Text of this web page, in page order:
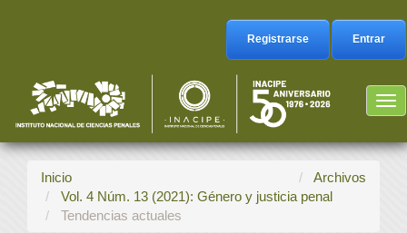
Barra
lateral
Registrarse Entrar
Inicio
Archivos
Vol. 4 Núm. 13 (2021): Género y justicia penal
Tendencias actuales